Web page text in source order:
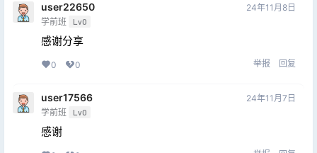
user22650
学前班 Lv0
24年11月8日
感谢分享
0 0 举报 回复
user17566
学前班 Lv0
24年11月7日
感谢